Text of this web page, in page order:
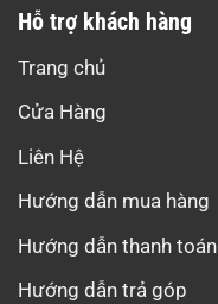
Hỗ trợ khách hàng
Trang chủ
Cửa Hàng
Liên Hệ
Hướng dẫn mua hàng
Hướng dẫn thanh toán
Hướng dẫn trả góp